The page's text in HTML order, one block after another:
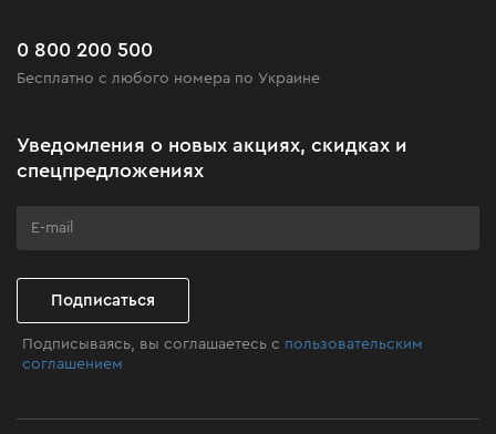
Черная пятница
Клуб мастерства
Часто задаваемые вопросы
0 800 200 500
Бесплатно с любого номера по Украине
Уведомления о новых акциях, скидках и
спецпредложениях
Подписаться
Подписываясь, вы соглашаетесь с пользовательским
соглашением